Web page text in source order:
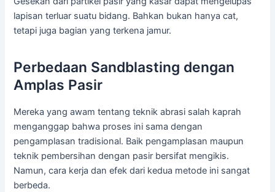
lapisan terluar suatu bidang. Bahkan bukan hanya cat,
tetapi juga bagian yang terkena jamur.
Perbedaan Sandblasting dengan
Amplas Pasir
Mereka yang awam tentang teknik abrasi salah kaprah
menganggap bahwa proses ini sama dengan
pengamplasan tradisional. Baik pengamplasan maupun
teknik pembersihan dengan pasir bersifat mengikis.
Namun, cara kerja dan efek dari kedua metode ini sangat
berbeda.